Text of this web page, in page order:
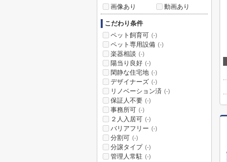
画像あり
動画あり
こだわり条件
ペット飼育可 (-)
ペット専用設備 (-)
楽器相談 (-)
陽当り良好 (-)
閑静な住宅地 (-)
デザイナーズ (-)
リノベーション済 (-)
保証人不要 (-)
事務所可 (-)
２人入居可 (-)
バリアフリー (-)
分割可 (-)
分譲タイプ (-)
管理人常駐 (-)